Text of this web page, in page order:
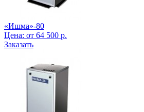
«Ишма»-80
Цена: от 64 500 р.
Заказать